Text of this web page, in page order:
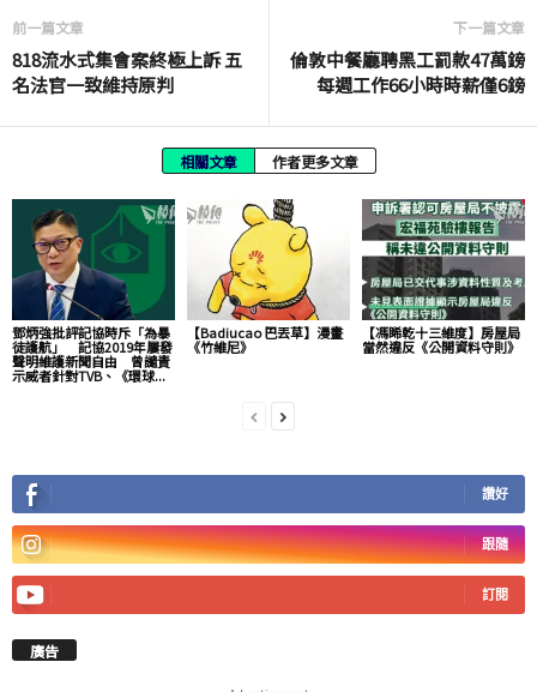
前一篇文章
818流水式集會案終極上訴 五
名法官一致維持原判
下一篇文章
倫敦中餐廳聘黑工罰款47萬鎊
每週工作66小時時薪僅6鎊
相關文章 作者更多文章
鄧炳強批評記協時斥「為暴
徒護航」 記協2019年屢發
聲明維護新聞自由 曾譴責
示威者針對TVB、《環球...
【Badiucao 巴丟草】漫畫
《竹維尼》
【馮睎乾十三維度】房屋局
當然違反《公開資料守則》
讚好
跟隨
訂閱
廣告